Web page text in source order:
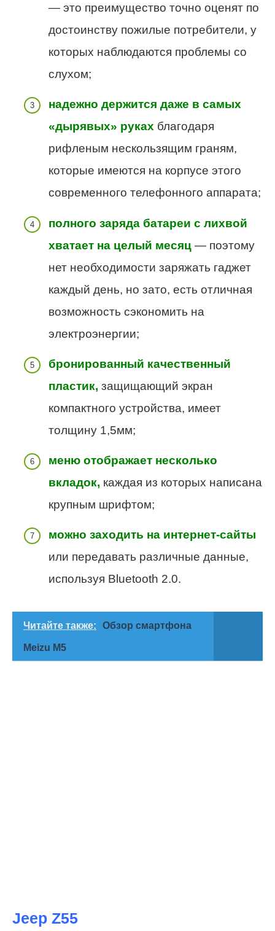
— это преимущество точно оценят по
достоинству пожилые потребители, у
которых наблюдаются проблемы со
слухом;
надежно держится даже в самых
«дырявых» руках благодаря
рифленым нескользящим граням,
которые имеются на корпусе этого
современного телефонного аппарата;
полного заряда батареи с лихвой
хватает на целый месяц — поэтому
нет необходимости заряжать гаджет
каждый день, но зато, есть отличная
возможность сэкономить на
электроэнергии;
бронированный качественный
пластик, защищающий экран
компактного устройства, имеет
толщину 1,5мм;
меню отображает несколько
вкладок, каждая из которых написана
крупным шрифтом;
можно заходить на интернет-сайты
или передавать различные данные,
используя Bluetooth 2.0.
Читайте также: Обзор смартфона
Meizu M5
Jeep Z55